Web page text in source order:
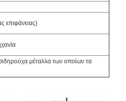
επιφάνειας)
μέταλλα των οποίων τα